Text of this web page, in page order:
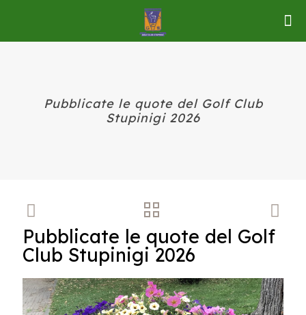
Pubblicate le quote del Golf Club
Stupinigi 2026
Pubblicate le quote del Golf
Club Stupinigi 2026